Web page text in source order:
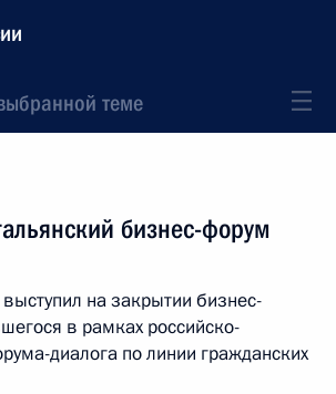
теме
бизнес-форум
на закрытии бизнес-
в рамках российско-
диалога по линии гражданских